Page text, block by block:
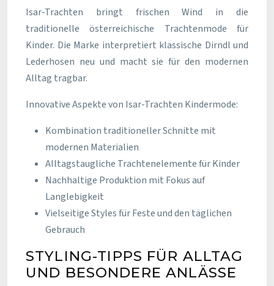
Isar-Trachten bringt frischen Wind in die
traditionelle österreichische Trachtenmode für
Kinder. Die Marke interpretiert klassische Dirndl und
Lederhosen neu und macht sie für den modernen
Alltag tragbar.
Innovative Aspekte von Isar-Trachten Kindermode:
Kombination traditioneller Schnitte mit
modernen Materialien
Alltagstaugliche Trachtenelemente für Kinder
Nachhaltige Produktion mit Fokus auf
Langlebigkeit
Vielseitige Styles für Feste und den täglichen
Gebrauch
STYLING-TIPPS FÜR ALLTAG
UND BESONDERE ANLÄSSE